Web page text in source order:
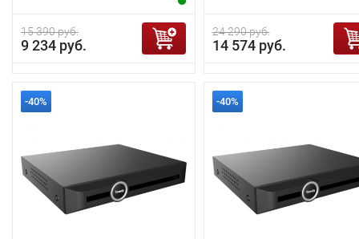
15 390 руб.
9 234 руб.
24 290 руб.
14 574 руб.
-40% -40%